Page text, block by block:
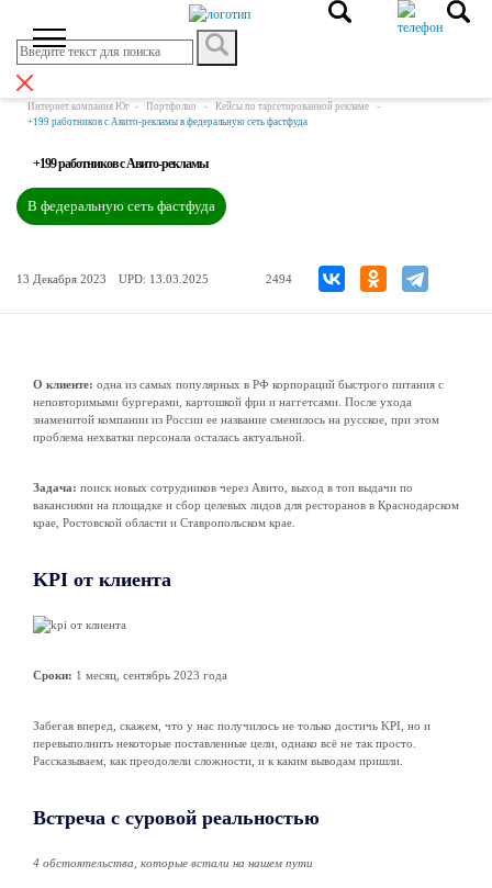
Интернет компания Юг Портфолио
Кейсы по таргетированной рекламе
+199 работников с Авито-рекламы в федеральную сеть фастфуда
+199 работников с Авито-рекламы
В федеральную сеть фастфуда
13 Декабря 2023 UPD: 13.03.2025 2494
О клиенте: одна из самых популярных в РФ корпораций быстрого питания с
неповторимыми бургерами, картошкой фри и наггетсами. После ухода
знаменитой компании из России ее название сменилось на русское, при этом
проблема нехватки персонала осталась актуальной.
Задача: поиск новых сотрудников через Авито, выход в топ выдачи по
вакансиями на площадке и сбор целевых лидов для ресторанов в Краснодарском
крае, Ростовской области и Ставропольском крае.
KPI от клиента
Сроки: 1 месяц, сентябрь 2023 года
Забегая вперед, скажем, что у нас получилось не только достичь KPI, но и
перевыполнить некоторые поставленные цели, однако всё не так просто.
Рассказываем, как преодолели сложности, и к каким выводам пришли.
Встреча с суровой реальностью
4 обстоятельства, которые встали на нашем пути